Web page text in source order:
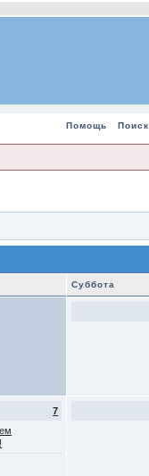
Помощь Поиск
Суббота
7